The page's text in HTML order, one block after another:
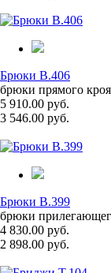
Брюки B.406
брюки прямого
5 910.00 руб.
3 546.00 руб.
Брюки B.399
брюки
4 830.00 руб.
2 898.00 руб.